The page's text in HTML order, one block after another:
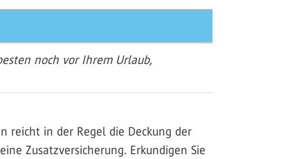
noch vor Ihrem Urlaub,
reicht in der Regel die Deckung der
Zusatzversicherung. Erkundigen Sie